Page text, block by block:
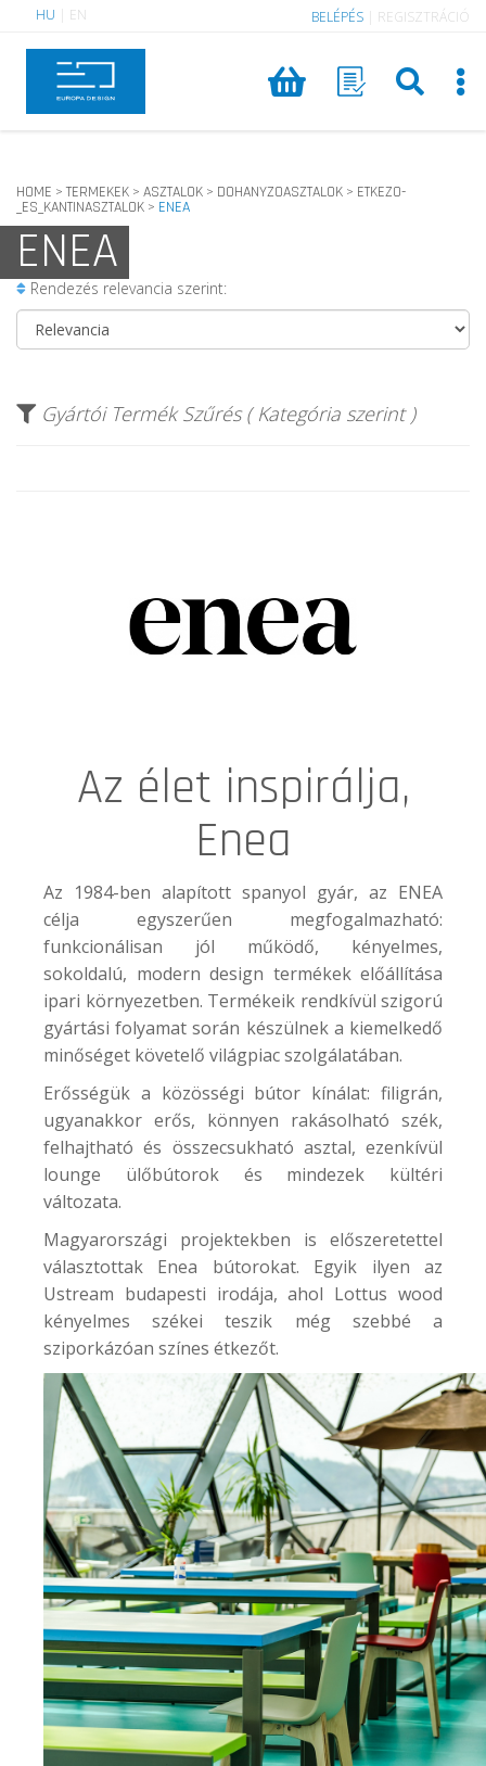
HU EN BELÉPÉS REGISZTRÁCIÓ
HOME > TERMEKEK > ASZTALOK > DOHANYZOASZTALOK > ETKEZO-
_ES_KANTINASZTALOK > ENEA
ENEA
Rendezés relevancia szerint:
Gyártói Termék Szűrés ( Kategória szerint )
Az élet inspirálja,
Enea
Az 1984-ben alapított spanyol gyár, az ENEA
célja egyszerűen megfogalmazható:
funkcionálisan jól működő, kényelmes,
sokoldalú, modern design termékek előállítása
ipari környezetben. Termékeik rendkívül szigorú
gyártási folyamat során készülnek a kiemelkedő
minőséget követelő világpiac szolgálatában.
Erősségük a közösségi bútor kínálat: filigrán,
ugyanakkor erős, könnyen rakásolható szék,
felhajtható és összecsukható asztal, ezenkívül
lounge ülőbútorok és mindezek kültéri
változata.
Magyarországi projektekben is előszeretettel
választottak Enea bútorokat. Egyik ilyen az
Ustream budapesti irodája, ahol Lottus wood
kényelmes székei teszik még szebbé a
sziporkázóan színes étkezőt.